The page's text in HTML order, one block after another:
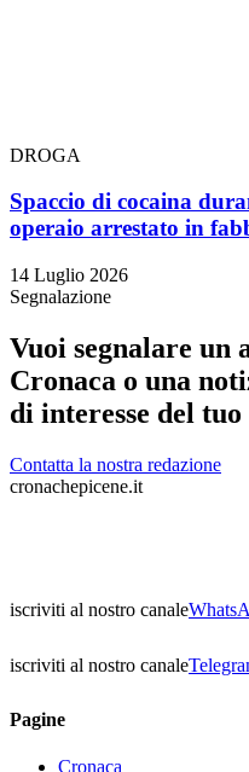
DROGA
Spaccio di cocaina
operaio arrestato in
14 Luglio 2026
Segnalazione
Vuoi segnalare un
Cronaca o una
di interesse del tuo
Contatta la nostra redazione
cronachepicene.it
iscriviti al nostro canale
iscriviti al nostro canale
Pagine
Cronaca